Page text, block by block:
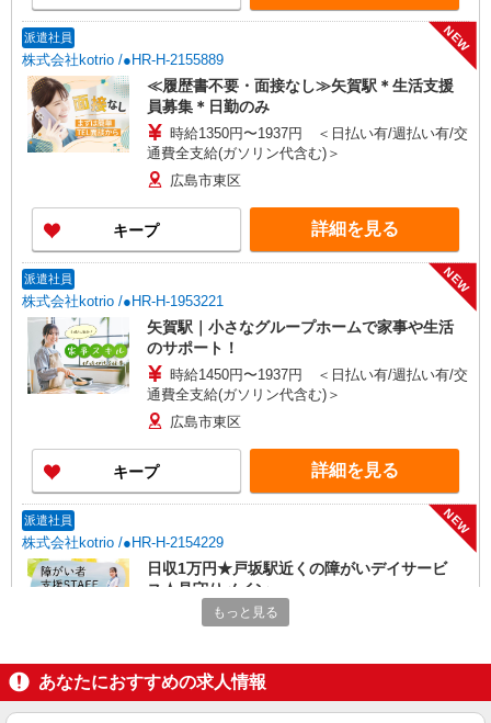
派遣社員
株式会社kotrio /●HR-H-2155889
NEW
≪履歴書不要・面接なし≫矢賀駅＊生活支援
員募集＊日勤のみ
時給1350円〜1937円 ＜日払い有/週払い有/交
通費全支給(ガソリン代含む)＞
広島市東区
キープ 詳細を見る
派遣社員
株式会社kotrio /●HR-H-1953221
NEW
矢賀駅｜小さなグループホームで家事や生活
のサポート！
時給1450円〜1937円 ＜日払い有/週払い有/交
通費全支給(ガソリン代含む)＞
広島市東区
キープ 詳細を見る
派遣社員
株式会社kotrio /●HR-H-2154229
NEW
日収1万円★戸坂駅近くの障がいデイサービ
ス★見守りメイン
時給1350円〜1937円 ＜日払い有/週払い有/交
広島市東区戸坂など
キープ 詳細を見る
もっと見る
あなたにおすすめの求人情報